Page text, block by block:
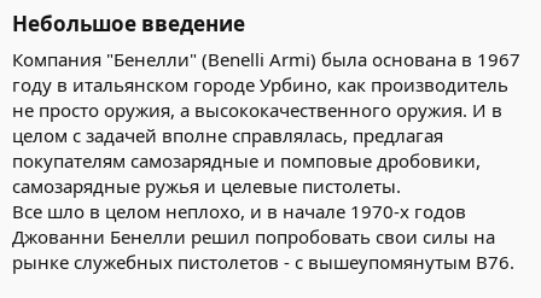
Небольшое введение​
Компания "Бенелли" (Benelli Armi) была основана в 1967
году в итальянском городе Урбино, как производитель
не просто оружия, а высококачественного оружия. И в
целом с задачей вполне справлялась, предлагая
покупателям самозарядные и помповые дробовики,
самозарядные ружья и целевые пистолеты.
Все шло в целом неплохо, и в начале 1970-х годов
Джованни Бенелли решил попробовать свои силы на
рынке служебных пистолетов - с вышеупомянутым В76.